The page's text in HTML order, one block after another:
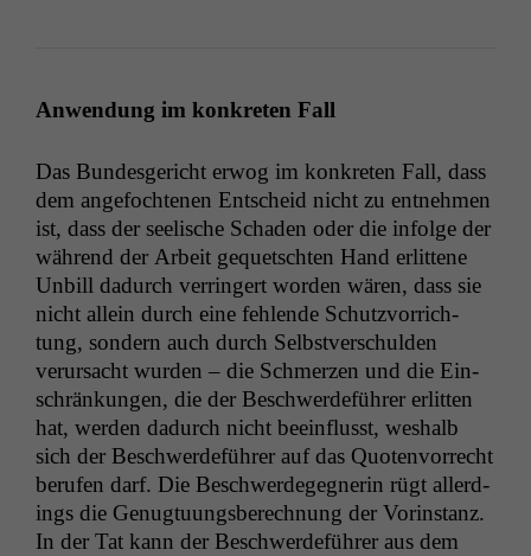
Anwen­dung im konkreten Fall
Das Bun­des­gericht erwog im konkreten Fall, dass
dem ange­focht­e­nen Entscheid nicht zu ent­nehmen
ist, dass der seel­is­che Schaden oder die infolge der
während der Arbeit gequetscht­en Hand erlit­tene
Unbill dadurch ver­ringert wor­den wären, dass sie
nicht allein durch eine fehlende Schutzvor­rich­
tung, son­dern auch durch Selb­stver­schulden
verur­sacht wur­den – die Schmerzen und die Ein­
schränkun­gen, die der Beschw­erde­führer erlit­ten
hat, wer­den dadurch nicht bee­in­flusst, weshalb
sich der Beschw­erde­führer auf das Quoten­vor­recht
berufen darf. Die Beschw­erdegeg­ner­in rügt allerd­
ings die Genug­tu­ungs­berech­nung der Vorin­stanz.
In der Tat kann der Beschw­erde­führer aus dem
funktionieren.
Marketing
Wir speichern
anonyme Daten ab,
um interne
marketingtechnische
Auswertungen
durchführen zu
können. Diese helfen
uns, unsere Website
zu verbessern.